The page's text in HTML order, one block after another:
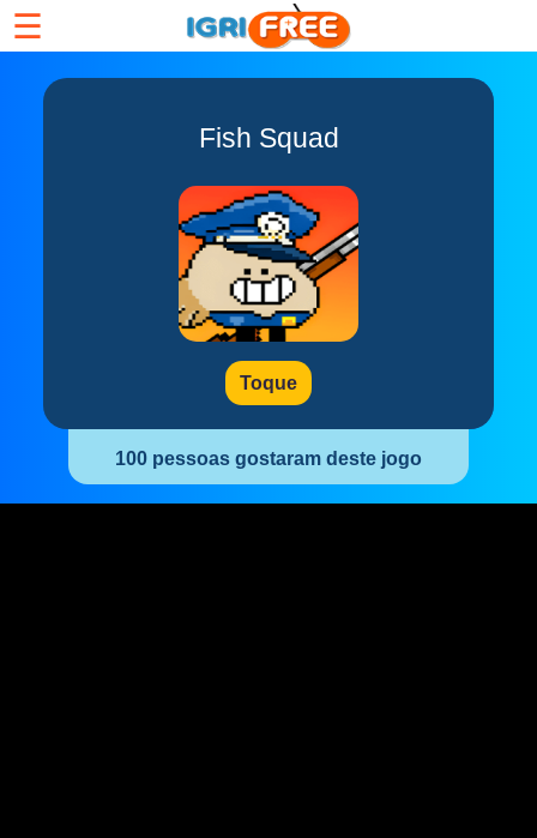
☰
Fish Squad
Toque
100 pessoas gostaram deste jogo